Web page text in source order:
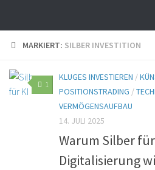
MARKIERT: SILBER INVESTITION
1
KLUGES INVESTIEREN /
POSITIONSTRADING /
VERMÖGENSAUFBAU
14. JULI 2025
Warum Silber
Digitalisierung